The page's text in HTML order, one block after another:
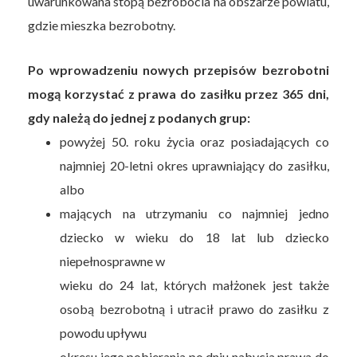
gdzie mieszka bezrobotny.
Po wprowadzeniu nowych przepisów bezrobotni
mogą korzystać z prawa do zasiłku przez 365 dni,
gdy należą do jednej z podanych grup:
powyżej 50. roku życia oraz posiadających co
najmniej 20-letni okres uprawniający do zasiłku,
albo
mających na utrzymaniu co najmniej jedno
dziecko w wieku do 18 lat lub dziecko
niepełnosprawne w
wieku do 24 lat, których małżonek jest także
osobą bezrobotną i utracił prawo do zasiłku z
powodu upływu